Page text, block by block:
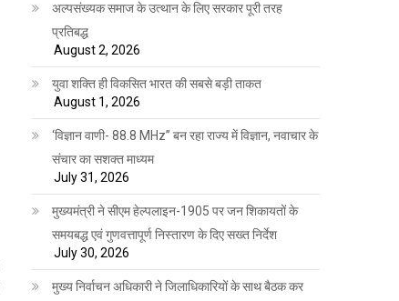
अल्पसंख्यक समाज के उत्थान के लिए सरकार पूरी तरह
प्रतिबद्ध
August 2, 2026
युवा शक्ति ही विकसित भारत की सबसे बड़ी ताकत
August 1, 2026
‘विज्ञान वाणी- 88.8 MHz” बन रहा राज्य में विज्ञान, नवाचार के
संचार का सशक्त माध्यम
July 31, 2026
मुख्यमंत्री ने सीएम हेल्पलाइन-1905 पर जन शिकायतों के
समयबद्ध एवं गुणवत्तापूर्ण निस्तारण के दिए सख्त निर्देश
July 30, 2026
मुख्य निर्वाचन अधिकारी ने जिलाधिकारियों के साथ बैठक कर